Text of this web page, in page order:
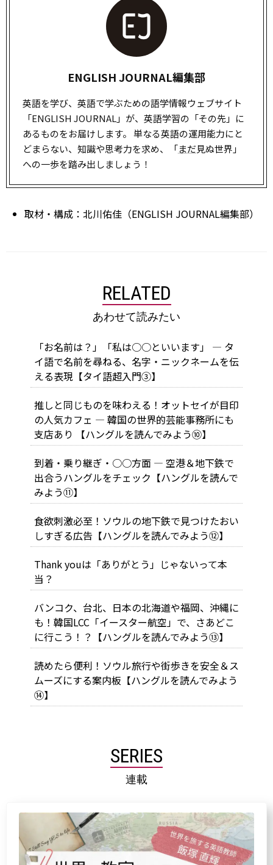
ENGLISH JOURNAL編集部
英語を学び、英語で学ぶための語学情報ウェブサイト
「ENGLISH JOURNAL」が、英語学習の「その先」に
あるものをお届けします。 単なる英語の運用能力にと
どまらない、知識や思考力を求め、「まだ見ぬ世界」
への一歩を踏み出しましょう！
取材・構成：北川佑佳（ENGLISH JOURNAL編集部）
RELATED
あわせて読みたい
「お名前は？」「私は○○といいます」 ― タ
イ語で名前を尋ねる、名字・ニックネームを伝
える表現【タイ語超入門③】
推しと同じものを味わえる！オットセイが目印
の人気カフェ ― 韓国の世界的芸能事務所にも
支店あり 【ハングルを読んでみよう⑩】
到着・乗り継ぎ・○○方面 ― 空港＆地下鉄で
出合うハングルをチェック【ハングルを読んで
みよう⑪】
食欲刺激必至！ソウルの地下鉄で見つけたおい
しすぎる広告【ハングルを読んでみよう⑫】
Thank youは「ありがとう」じゃないって本
当？
バンコク、台北、日本の北海道や福岡、沖縄に
も！韓国LCC「イースター航空」で、さあどこ
に行こう！？【ハングルを読んでみよう⑬】
読めたら便利！ソウル旅行や街歩きを安全＆ス
ムーズにする案内板【ハングルを読んでみよう
⑭】
SERIES
連載